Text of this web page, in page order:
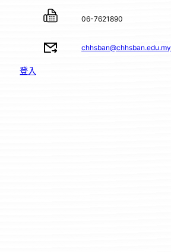
06-7621890
chhsban@chhsban.edu.my
登入